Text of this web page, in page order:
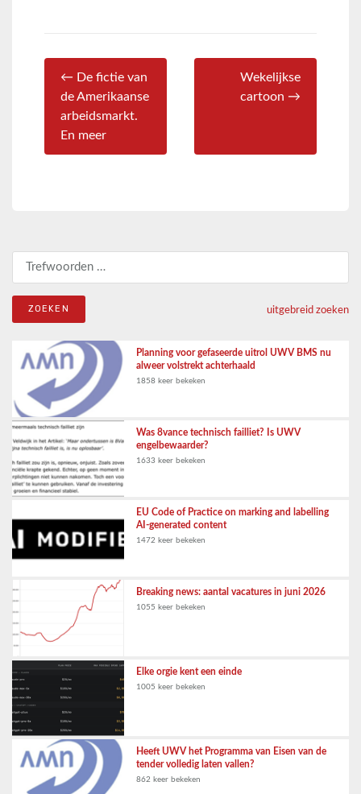
← De fictie van
de Amerikaanse
arbeidsmarkt.
En meer
Wekelijkse
cartoon →
uitgebreid zoeken
Planning voor gefaseerde uitrol UWV BMS nu
alweer volstrekt achterhaald
1858 keer bekeken
Was 8vance technisch failliet? Is UWV
engelbewaarder?
1633 keer bekeken
EU Code of Practice on marking and labelling
AI-generated content
1472 keer bekeken
Breaking news: aantal vacatures in juni 2026
1055 keer bekeken
Elke orgie kent een einde
1005 keer bekeken
Heeft UWV het Programma van Eisen van de
tender volledig laten vallen?
862 keer bekeken